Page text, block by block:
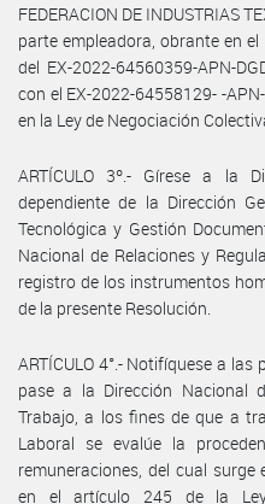
FEDERACION DE INDUSTRIAS
parte empleadora, obrante en
del EX-2022-64560359-APN-
con el EX-2022-64558129- -
en la Ley de Negociación
ARTÍCULO 3º.- Gírese a la
dependiente de la Dirección
Tecnológica y Gestión
Nacional de Relaciones y
registro de los instrumentos
de la presente Resolución.
ARTÍCULO 4°.- Notifíquese a
pase a la Dirección Nacional
Trabajo, a los fines de que a
Laboral se evalúe la
remuneraciones, del cual
en el artículo 245 de la